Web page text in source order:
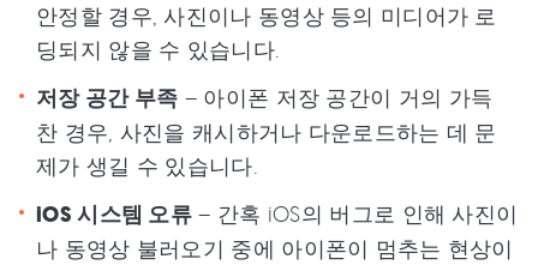
안정할 경우, 사진이나 동영상 등의 미디어가 로
딩되지 않을 수 있습니다.
저장 공간 부족 – 아이폰 저장 공간이 거의 가득
찬 경우, 사진을 캐시하거나 다운로드하는 데 문
제가 생길 수 있습니다.
iOS 시스템 오류 – 간혹 iOS의 버그로 인해 사진이
나 동영상 불러오기 중에 아이폰이 멈추는 현상이